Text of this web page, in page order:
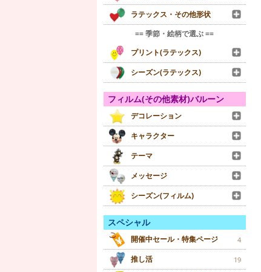
ラテックス・その他形状
== 季節・絵柄で選ぶ ==
プリント(ラテックス)
シーズン(ラテックス)
フィルム(その他素材)バルーン
デコレーション
キャラクター
テーマ
メッセージ
シーズン(フィルム)
スペシャル
開催中セール・特集ページ 4
推し活 19